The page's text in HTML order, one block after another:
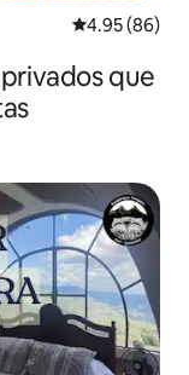
Calificación
4.95 (86)
que